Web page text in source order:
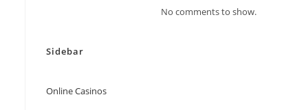
No comments to show.
Sidebar
Online Casinos